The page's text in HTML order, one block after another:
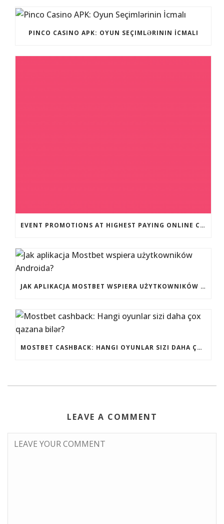
PINCO CASINO APK: OYUN SEÇIMLƏRININ İCMALI
EVENT PROMOTIONS AT HIGHEST PAYING ONLINE CASINOS WITH BEST RTP
JAK APLIKACJA MOSTBET WSPIERA UŻYTKOWNIKÓW ANDROIDA?
MOSTBET CASHBACK: HANGI OYUNLAR SIZI DAHA ÇOX QAZANA BILƏR?
LEAVE A COMMENT